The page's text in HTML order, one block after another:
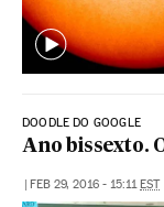
DOODLE DO GOOGLE
Ano bissexto.
| FEB 29, 2016 - 15:11EST